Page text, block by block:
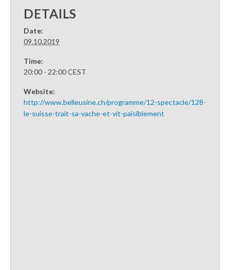
DETAILS
Date:
09.10.2019
Time:
20:00 - 22:00CEST
Website:
http://www.belleusine.ch/programme/12-spectacle/128-
le-suisse-trait-sa-vache-et-vit-paisiblement